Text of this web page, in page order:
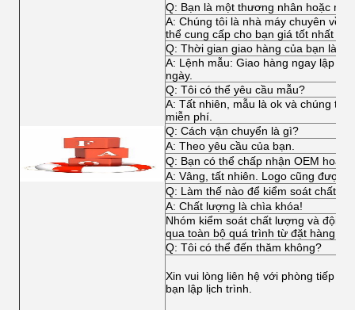
Q: Bạn là một thương nhân hoặc
A: Chúng tôi là nhà máy chuyên về
thể cung cấp cho bạn giá tốt nhất và
Q: Thời gian giao hàng của bạn là
A: Lệnh mẫu: Giao hàng ngay lập
ngày.
Q: Tôi có thể yêu cầu mẫu?
A: Tất nhiên, mẫu là ok và chúng tôi
miễn phí.
Q: Cách vận chuyển là gì?
A: Theo yêu cầu của bạn.
Q: Bạn có thể chấp nhận OEM hoặc
A: Vâng, tất nhiên. Logo cũng được
Q: Làm thế nào để kiểm soát chất
A: Chất lượng là chìa khóa!
Nhóm kiểm soát chất lượng và đội
qua toàn bộ quá trình từ đặt hàng
Q: Tôi có thể đến thăm không?
Xin vui lòng liên hệ với phòng tiếp
bạn lập lịch trình.